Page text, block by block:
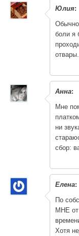
Юлия:
Обычно
боли я
отвары.
Анна:
Мне
ни
сбор:
Елена:
По
МНЕ от
Хотя